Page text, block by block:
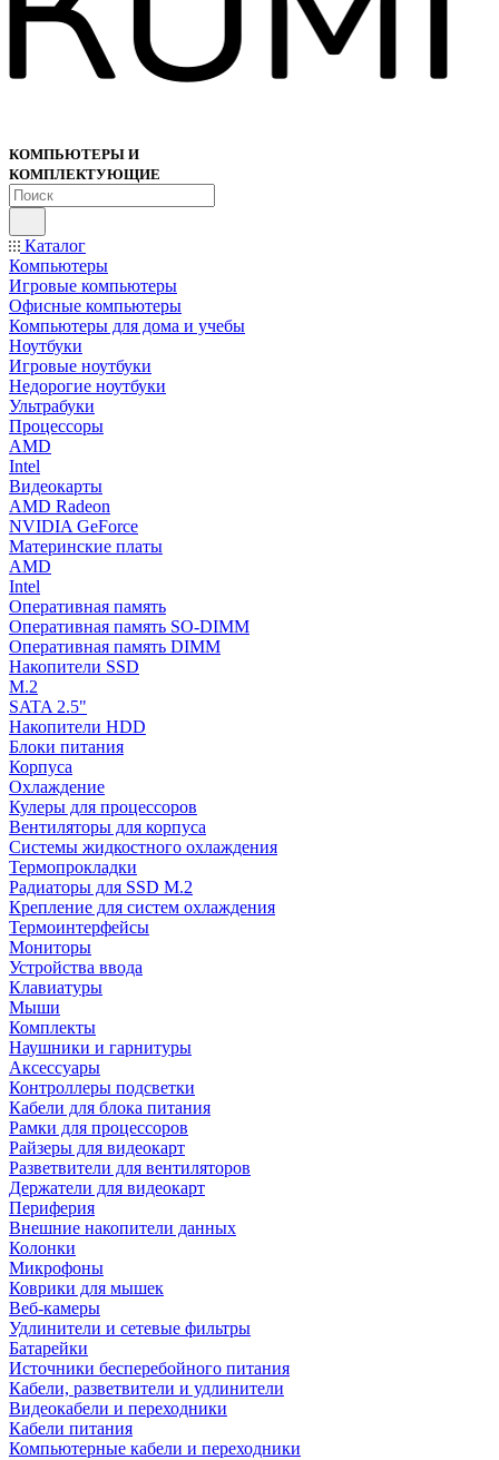
КОМПЬЮТЕРЫ И
КОМПЛЕКТУЮЩИЕ
Каталог
Компьютеры
Игровые компьютеры
Офисные компьютеры
Компьютеры для дома и учебы
Ноутбуки
Игровые ноутбуки
Недорогие ноутбуки
Ультрабуки
Процессоры
AMD
Intel
Видеокарты
AMD Radeon
NVIDIA GeForce
Материнские платы
AMD
Intel
Оперативная память
Оперативная память SO-DIMM
Оперативная память DIMM
Накопители SSD
M.2
SATA 2.5"
Накопители HDD
Блоки питания
Корпуса
Охлаждение
Кулеры для процессоров
Вентиляторы для корпуса
Системы жидкостного охлаждения
Термопрокладки
Радиаторы для SSD M.2
Крепление для систем охлаждения
Термоинтерфейсы
Мониторы
Устройства ввода
Клавиатуры
Мыши
Комплекты
Наушники и гарнитуры
Аксессуары
Контроллеры подсветки
Кабели для блока питания
Рамки для процессоров
Райзеры для видеокарт
Разветвители для вентиляторов
Держатели для видеокарт
Периферия
Внешние накопители данных
Колонки
Микрофоны
Коврики для мышек
Веб-камеры
Удлинители и сетевые фильтры
Батарейки
Источники бесперебойного питания
Кабели, разветвители и удлинители
Видеокабели и переходники
Кабели питания
Компьютерные кабели и переходники